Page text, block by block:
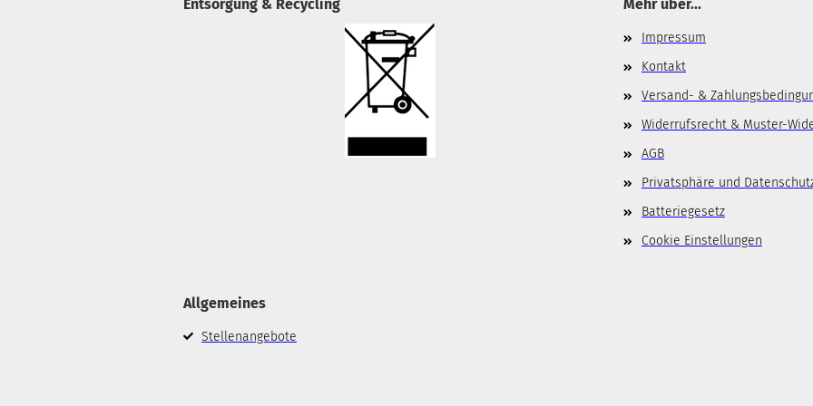
Entsorgung & Recycling Mehr über...
Impressum
Kontakt
Versand- &
Widerrufsrecht & Muster-
AGB
Privatsphäre und
Batteriegesetz
Cookie Einstellungen
Allgemeines
Stellenangebote